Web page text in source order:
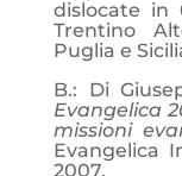
dislocate in
Trentino
Puglia e
B.: Di
Evangelica
missioni
Evangelica
2007.